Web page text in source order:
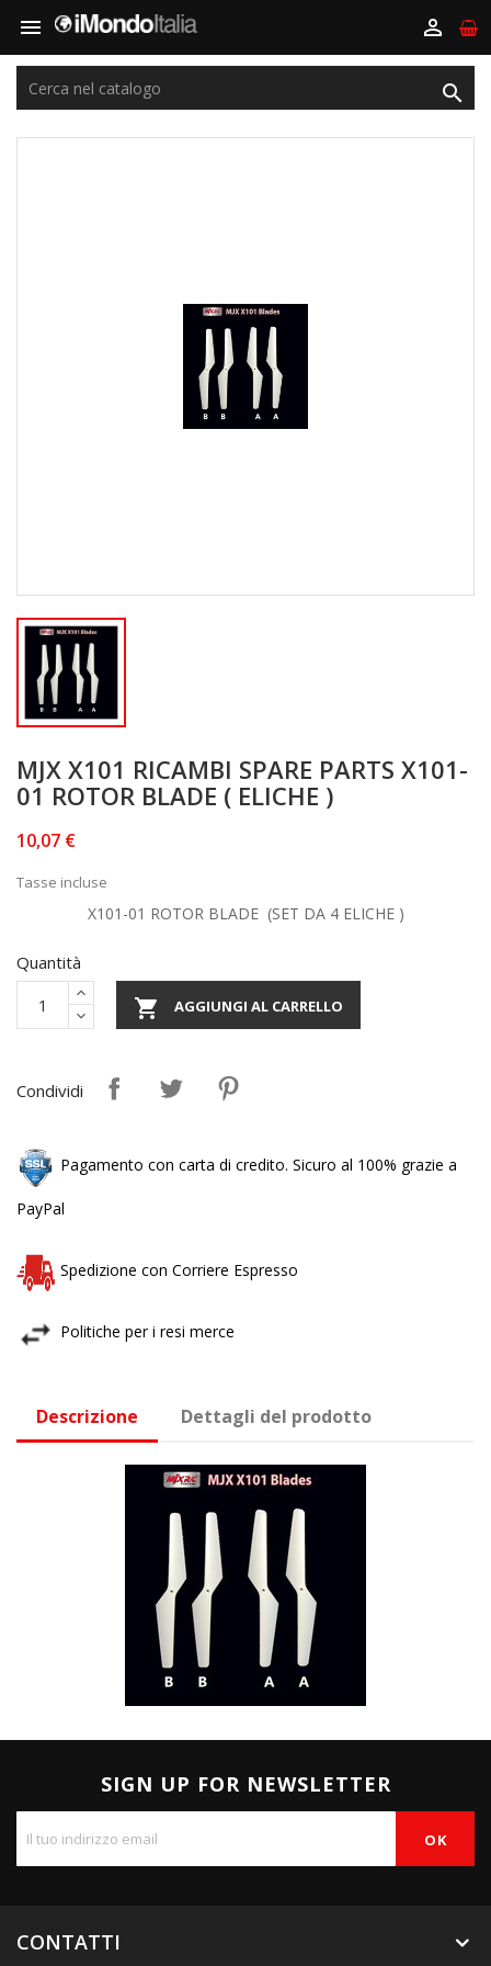
 

MJX X101 RICAMBI SPARE PARTS X101-
01 ROTOR BLADE ( ELICHE )
10,07 €
Tasse incluse
X101-01 ROTOR BLADE (SET DA 4 ELICHE )
Quantità
 AGGIUNGI AL CARRELLO
Condividi
Pagamento con carta di credito. Sicuro al 100% grazie a
PayPal
Spedizione con Corriere Espresso
Politiche per i resi merce
Descrizione Dettagli del prodotto
SIGN UP FOR NEWSLETTER
CONTATTI